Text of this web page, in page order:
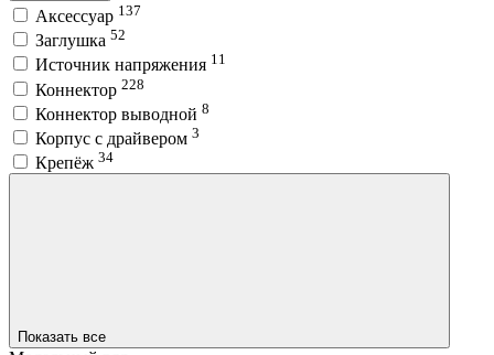
Аксессуар 137
Заглушка 52
Источник напряжения 11
Коннектор 228
Коннектор выводной 8
Корпус с драйвером 3
Крепёж 34
Показать все